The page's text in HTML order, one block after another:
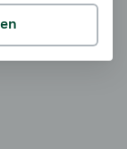
nicht ab.